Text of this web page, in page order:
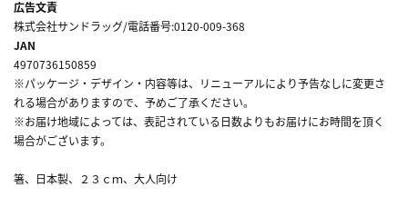
広告文責
株式会社サンドラッグ/電話番号:0120-009-368
JAN
4970736150859
※パッケージ・デザイン・内容等は、リニューアルにより予告なしに変更さ
れる場合がありますので、予めご了承ください。
※お届け地域によっては、表記されている日数よりもお届けにお時間を頂く
場合がございます。
箸、日本製、２３ｃｍ、大人向け